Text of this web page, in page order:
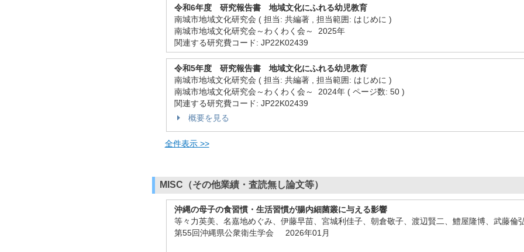
令和6年度 研究報告書 地域文化にふれる幼児教育
南城市地域文化研究会 ( 担当: 共編著 , 担当範囲: はじめに )
南城市地域文化研究会～わくわく会～ 2025年
関連する研究費コード: JP22K02439
令和5年度 研究報告書 地域文化にふれる幼児教育
南城市地域文化研究会 ( 担当: 共編著 , 担当範囲: はじめに )
南城市地域文化研究会～わくわく会～ 2024年 ( ページ数: 50 )
関連する研究費コード: JP22K02439
概要を見る
全件表示 >>
MISC（その他業績・査読無し論文等）
沖縄の母子の食習慣・生活習慣が腸内細菌叢に与える影響
等々力英美、名嘉地めぐみ、伊藤早苗、宮城利佳子、朝倉敬子、渡辺賢二、鱧屋隆博、武藤倫
第55回沖縄県公衆衛生学会 2026年01月